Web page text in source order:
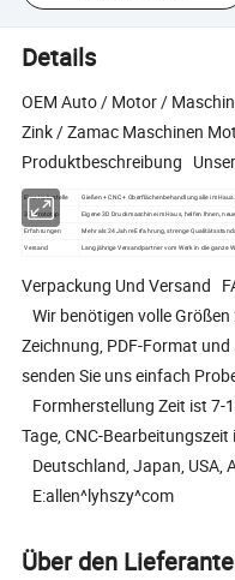
Details
OEM Auto / Motor /
Zink / Zamac Maschinen
Produktbeschreibung
Eine Haltestelle Gießen + CNC + Oberflächenbehandlung alle im
3D Prototyp Eigene 3D Druckmaschine im Haus, helfen Ihnen,
Erfahrungen
Mehr als 24 Jahre Erfahrung, strenge
Versand
Langjährige Versandpartner vom Werk in die ganze
Verpackung Und Versand
Wir benötigen volle
Zeichnung, PDF-Format
senden Sie uns einfach
Formherstellung Zeit ist 7-
Tage, CNC-
Deutschland, Japan, USA,
E:allen^lyhszy^com
Über den